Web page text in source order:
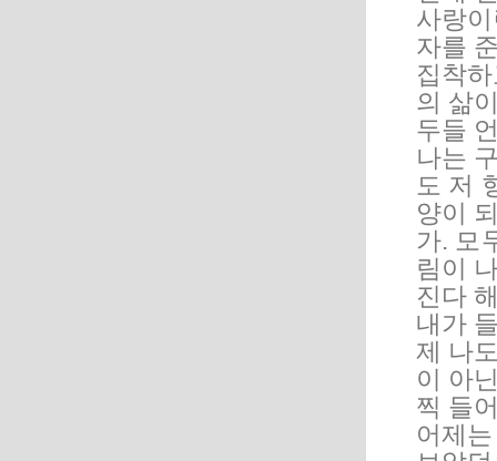
사랑
자를
집착
의 삶
두들
나는
도 저
양이
가. 모
림이
진다
내가
제 나
이 아
찍 들
어제